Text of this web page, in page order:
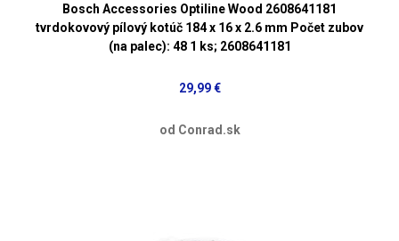
Bosch Accessories Optiline Wood 2608641181
tvrdokovový pílový kotúč 184 x 16 x 2.6 mm Počet zubov
(na palec): 48 1 ks; 2608641181
29,99 €
od Conrad.sk